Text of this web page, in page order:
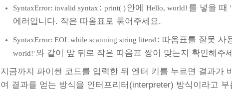
SyntaxError: invalid syntax :print( )안에Hello, world! 를 넣을 때
에러입니다. 작은 따옴표로 묶어주세요.
SyntaxError: EOL while scanning string literal : 따옴표를 잘못 사
world!' 와 같이 앞 뒤로 작은 따옴표 쌍이 맞는지 확인해주
지금까지 파이썬 코드를 입력한 뒤 엔터 키를 누르면 결과가
여 결과를 얻는 방식을 인터프리터(interpreter) 방식이라고 부